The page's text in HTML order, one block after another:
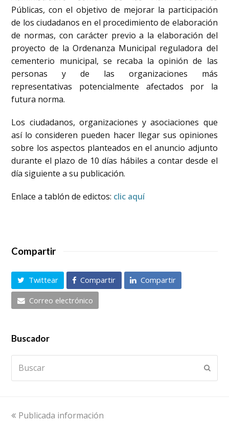
Públicas, con el objetivo de mejorar la participación
de los ciudadanos en el procedimiento de elaboración
de normas, con carácter previo a la elaboración del
proyecto de la Ordenanza Municipal reguladora del
cementerio municipal, se recaba la opinión de las
personas y de las organizaciones más
representativas potencialmente afectados por la
futura norma.
Los ciudadanos, organizaciones y asociaciones que
así lo consideren pueden hacer llegar sus opiniones
sobre los aspectos planteados en el anuncio adjunto
durante el plazo de 10 días hábiles a contar desde el
día siguiente a su publicación.
Enlace a tablón de edictos: clic aquí
Compartir
Twittear Compartir
Compartir
Correo electrónico
Buscador
previous
Publicada información